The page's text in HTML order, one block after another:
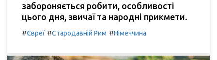
забороняється робити, особливості
цього дня, звичаї та народні прикмети.
#Євреї #Стародавній Рим #Німеччина